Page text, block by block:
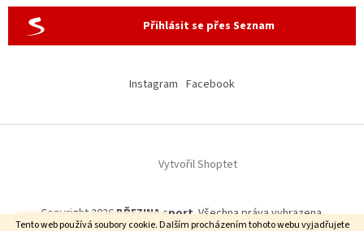
Tento web používá soubory cookie. Dalším procházením tohoto webu vyjadřujete
Doprava zdarma od 7500 Kč
Přihlásit se přes Seznam
Instagram Facebook
Vytvořil Shoptet
Copyright 2026BŘEZINA sport. Všechna práva vyhrazena.